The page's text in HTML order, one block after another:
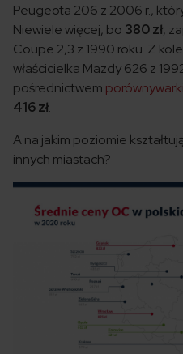
Peugeota 206 z 2006 r.,
Niewiele więcej, bo 380 zł,
Coupe 2,3 z 1990 roku. Z
właścicielka Mazdy 626 z
pośrednictwem porównywarki
416 zł.
A na jakim poziomie
innych miastach?